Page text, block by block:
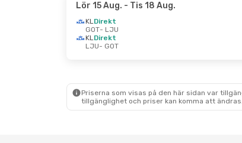
Lör 15 Aug. - Tis 18 Aug.
KLDirekt
GOT- LJU
KLDirekt
LJU- GOT
Priserna som visas på den här sidan var
tillgänglighet och priser kan komma att ändras.